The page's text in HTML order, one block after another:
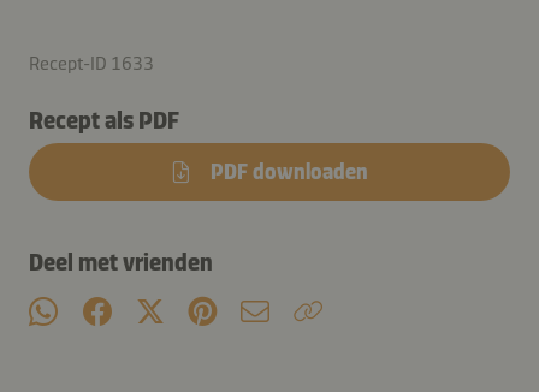
Recept-ID 1633
Recept als PDF
PDF downloaden
Deel met vrienden